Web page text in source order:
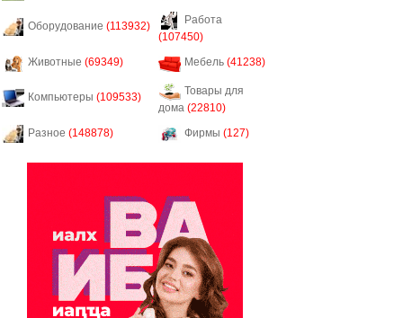
Оборудование (113932)
Работа
(107450)
Животные (69349) Мебель (41238)
Компьютеры (109533)
Товары для
дома (22810)
Разное (148878) Фирмы (127)